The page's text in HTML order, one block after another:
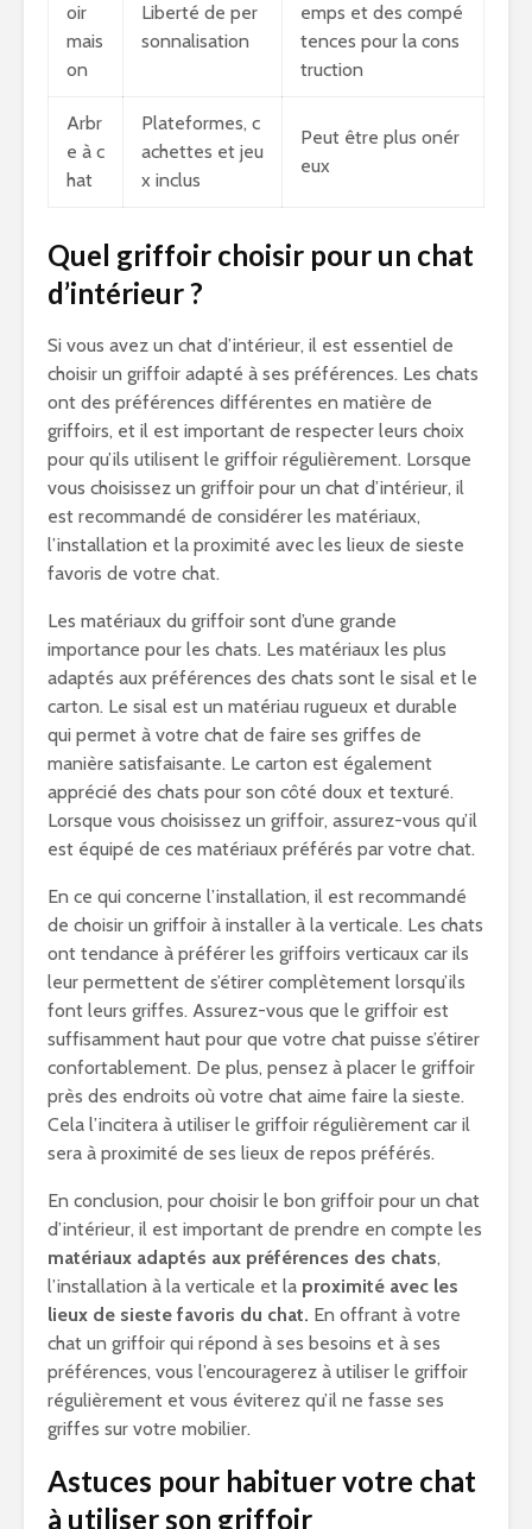
oir
mais
on
Liberté de per
sonnalisation
emps et des compé
tences pour la cons
truction
Arbr
e à c
hat
Plateformes, c
achettes et jeu
x inclus
Peut être plus onér
eux
Quel griffoir choisir pour un chat
d’intérieur ?
Si vous avez un chat d’intérieur, il est essentiel de
choisir un griffoir adapté à ses préférences. Les chats
ont des préférences différentes en matière de
griffoirs, et il est important de respecter leurs choix
pour qu’ils utilisent le griffoir régulièrement. Lorsque
vous choisissez un griffoir pour un chat d’intérieur, il
est recommandé de considérer les matériaux,
l’installation et la proximité avec les lieux de sieste
favoris de votre chat.
Les matériaux du griffoir sont d’une grande
importance pour les chats. Les matériaux les plus
adaptés aux préférences des chats sont le sisal et le
carton. Le sisal est un matériau rugueux et durable
qui permet à votre chat de faire ses griffes de
manière satisfaisante. Le carton est également
apprécié des chats pour son côté doux et texturé.
Lorsque vous choisissez un griffoir, assurez-vous qu’il
est équipé de ces matériaux préférés par votre chat.
En ce qui concerne l’installation, il est recommandé
de choisir un griffoir à installer à la verticale. Les chats
ont tendance à préférer les griffoirs verticaux car ils
leur permettent de s’étirer complètement lorsqu’ils
font leurs griffes. Assurez-vous que le griffoir est
suffisamment haut pour que votre chat puisse s’étirer
confortablement. De plus, pensez à placer le griffoir
près des endroits où votre chat aime faire la sieste.
Cela l’incitera à utiliser le griffoir régulièrement car il
sera à proximité de ses lieux de repos préférés.
En conclusion, pour choisir le bon griffoir pour un chat
d’intérieur, il est important de prendre en compte les
matériaux adaptés aux préférences des chats,
l’installation à la verticale et la proximité avec les
lieux de sieste favoris du chat. En offrant à votre
chat un griffoir qui répond à ses besoins et à ses
préférences, vous l’encouragerez à utiliser le griffoir
régulièrement et vous éviterez qu’il ne fasse ses
griffes sur votre mobilier.
Astuces pour habituer votre chat
à utiliser son griffoir